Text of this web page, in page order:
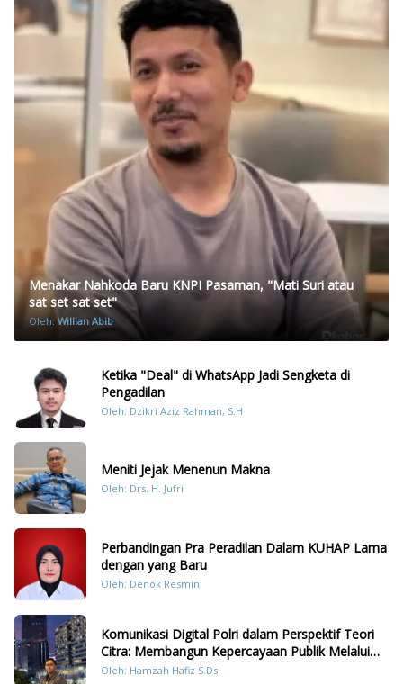
Menakar Nahkoda Baru KNPI Pasaman, "Mati Suri atau
sat set sat set"
Oleh:Willian Abib
Ketika "Deal" di WhatsApp Jadi Sengketa di
Pengadilan
Oleh: Dzikri Aziz Rahman, S.H
Meniti Jejak Menenun Makna
Oleh: Drs. H. Jufri
Perbandingan Pra Peradilan Dalam KUHAP Lama
dengan yang Baru
Oleh: Denok Resmini
Komunikasi Digital Polri dalam Perspektif Teori
Citra: Membangun Kepercayaan Publik Melalui
Konten Humanis Kesiapsiagaan Bencana di
Oleh: Hamzah Hafiz S.Ds.